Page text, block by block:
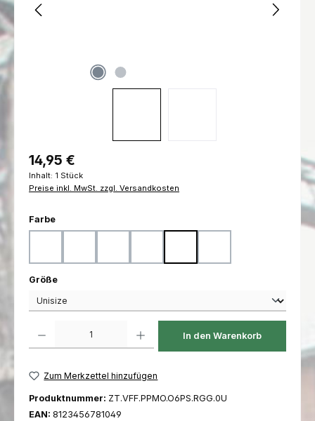
Regulärer Preis:
14,95 €
Inhalt: 1 Stück
Preise inkl. MwSt. zzgl. Versandkosten
Farbeauswählen
Größeauswählen
In den Warenkorb
Zum Merkzettel hinzufügen
Produktnummer: ZT.VFF.PPMO.O6PS.RGG.0U
EAN: 8123456781049